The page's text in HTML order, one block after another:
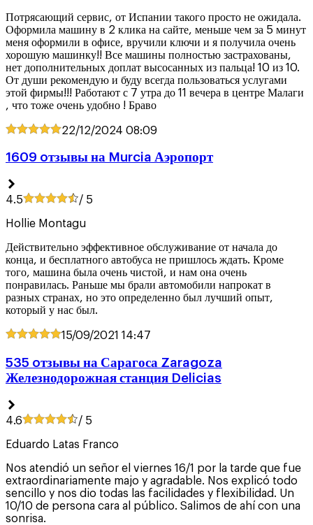
Потрясающий сервис, от Испании такого просто не ожидала.
Оформила машину в 2 клика на сайте, меньше чем за 5 минут
меня оформили в офисе, вручили ключи и я получила очень
хорошую машинку!! Все машины полностью застрахованы,
нет дополнительных доплат высосанных из пальца! 10 из 10.
От души рекомендую и буду всегда пользоваться услугами
этой фирмы!!! Работают с 7 утра до 11 вечера в центре Малаги
, что тоже очень удобно ! Браво
22/12/2024 08:09
1609 oтзывы на Murcia Аэропорт
4.5 / 5
Hollie Montagu
Действительно эффективное обслуживание от начала до
конца, и бесплатного автобуса не пришлось ждать. Кроме
того, машина была очень чистой, и нам она очень
понравилась. Раньше мы брали автомобили напрокат в
разных странах, но это определенно был лучший опыт,
который у нас был.
15/09/2021 14:47
535 oтзывы на Сарагоса Zaragoza
Железнодорожная станция Delicias
4.6 / 5
Eduardo Latas Franco
Nos atendió un señor el viernes 16/1 por la tarde que fue
extraordinariamente majo y agradable. Nos explicó todo
sencillo y nos dio todas las facilidades y flexibilidad. Un
10/10 de persona cara al público. Salimos de ahí con una
sonrisa.